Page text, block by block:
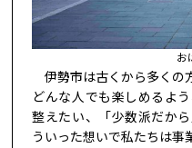
お
伊勢市は古くから多くの
どんな人でも楽しめるよ
整えたい、「少数派だか
ういった想いで私たちは事